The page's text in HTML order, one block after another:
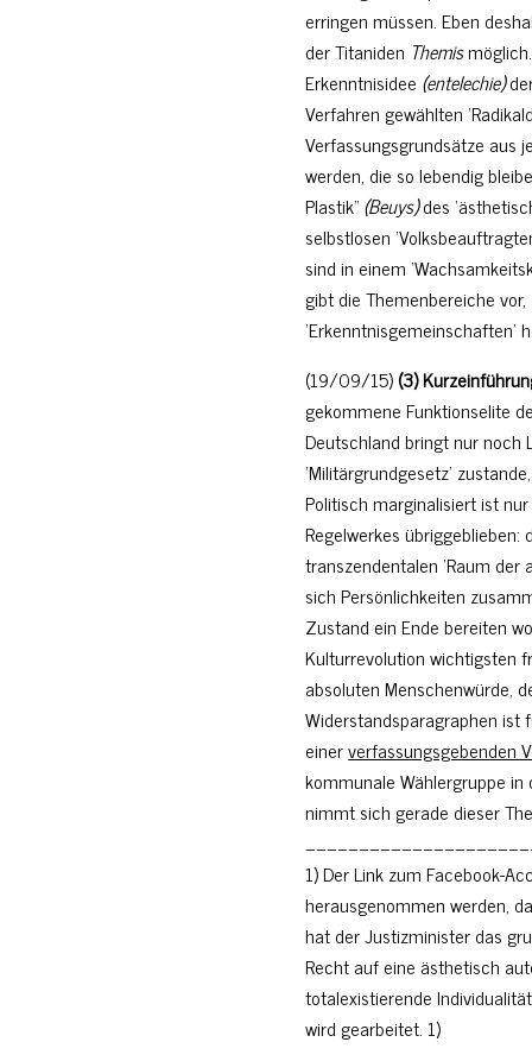
erringen müssen. Eben
der Titaniden Themis
Erkenntnisidee (entelechie)
Verfahren gewählten
Verfassungsgrundsätze aus
werden, die so lebendig
Plastik”(Beuys)des
selbstlosen
sind in einem
gibt die Themenbereiche
(19/09/15)(3)
gekommene Funktionselite
Deutschland bringt nur noch
‘Militärgrundgesetz’
Politisch marginalisiert ist
Regelwerkes übriggeblieben:
transzendentalen ‘Raum
sich Persönlichkeiten
Zustand ein Ende bereiten
Kulturrevolution wichtigsten
absoluten Menschenwürde,
Widerstandsparagraphen ist
einerverfassungsgebenden
kommunale Wählergruppe in
nimmt sich gerade dieser
1) Der Link zum Facebook-
herausgenommen werden,
hat der Justizminister das
Recht auf eine ästhetisch
totalexistierende
wird gearbeitet. 1)